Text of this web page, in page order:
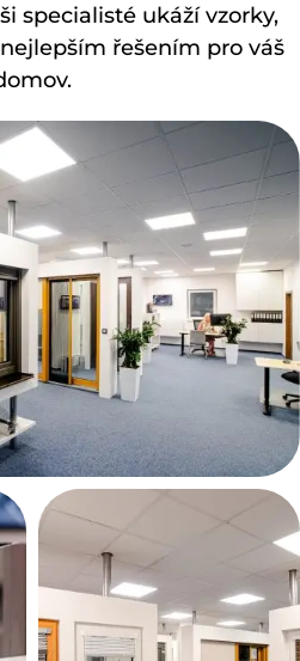
specialisté ukáží vzorky,
řešením pro váš